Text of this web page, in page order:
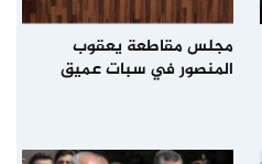
مجلس مقاطعة يعقوب
المنصور في سبات عميق